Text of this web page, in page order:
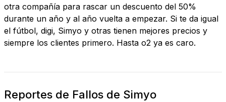
otra compañía para rascar un descuento del 50%
durante un año y al año vuelta a empezar. Si te da igual
el fútbol, digi, Simyo y otras tienen mejores precios y
siempre los clientes primero. Hasta o2 ya es caro.
Reportes de Fallos de Simyo